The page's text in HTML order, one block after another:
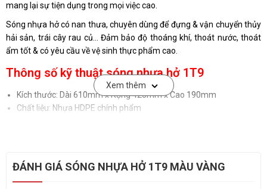
mang lại sự tiện dụng trong mọi việc cao.
Sóng nhựa hở có nan thưa, chuyên dùng để đựng & vận chuyển thủy
hải sản, trái cây rau củ… Đảm bảo độ thoáng khí, thoát nước, thoát
ẩm tốt & có yêu cầu về vệ sinh thực phẩm cao.
Thông số kỹ thuật sóng nhựa hở 1T9
Kích thước: Dài 610mm x Rộng 420mm x Cao 190mm
Chất liệu: Nhựa HDPE chính phẩm
Xem thêm
ĐÁNH GIÁ SÓNG NHỰA HỞ 1T9 MÀU VÀNG